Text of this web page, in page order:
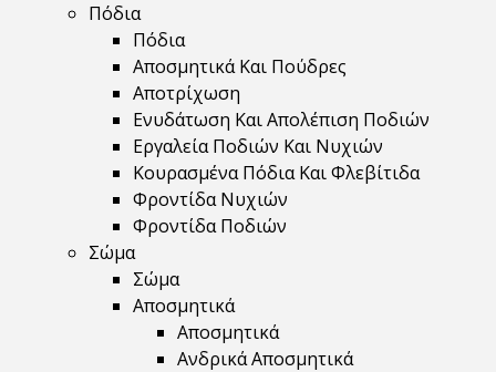
Πόδια
Πόδια
Αποσμητικά Και Πούδρες
Αποτρίχωση
Ενυδάτωση Και Απολέπιση Ποδιών
Εργαλεία Ποδιών Και Νυχιών
Κουρασμένα Πόδια Και Φλεβίτιδα
Φροντίδα Νυχιών
Φροντίδα Ποδιών
Σώμα
Σώμα
Αποσμητικά
Αποσμητικά
Ανδρικά Αποσμητικά